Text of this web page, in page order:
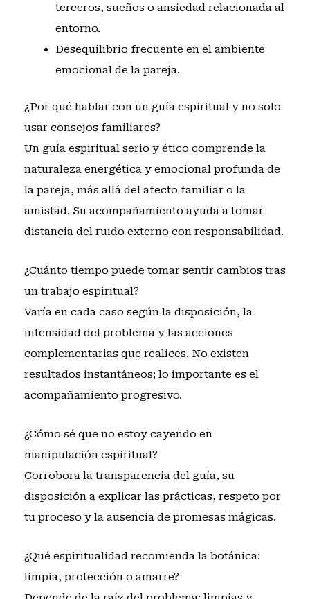
terceros, sueños o ansiedad relacionada al
entorno.
Desequilibrio frecuente en el ambiente
emocional de la pareja.
¿Por qué hablar con un guía espiritual y no solo
usar consejos familiares?
Un guía espiritual serio y ético comprende la
naturaleza energética y emocional profunda de
la pareja, más allá del afecto familiar o la
amistad. Su acompañamiento ayuda a tomar
distancia del ruido externo con responsabilidad.
¿Cuánto tiempo puede tomar sentir cambios tras
un trabajo espiritual?
Varía en cada caso según la disposición, la
intensidad del problema y las acciones
complementarias que realices. No existen
resultados instantáneos; lo importante es el
acompañamiento progresivo.
¿Cómo sé que no estoy cayendo en
manipulación espiritual?
Corrobora la transparencia del guía, su
disposición a explicar las prácticas, respeto por
tu proceso y la ausencia de promesas mágicas.
¿Qué espiritualidad recomienda la botánica:
limpia, protección o amarre?